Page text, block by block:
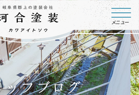
岐阜県郡上の塗装会社
メニュー
ッフブログ